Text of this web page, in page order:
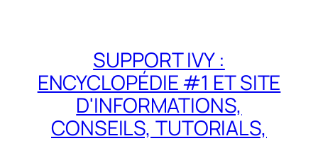
SUPPORT IVY :
ENCYCLOPÉDIE #1 ET SITE
D'INFORMATIONS,
CONSEILS, TUTORIALS,